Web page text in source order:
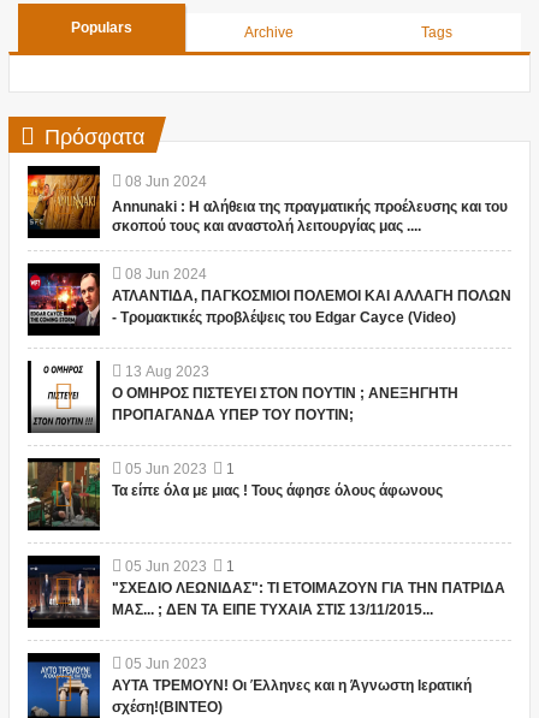
Populars Archive Tags
Πρόσφατα
08 Jun 2024
Annunaki : Η αλήθεια της πραγματικής προέλευσης και του
σκοπού τους και αναστολή λειτουργίας μας ....
08 Jun 2024
ΑΤΛΑΝΤΙΔΑ, ΠΑΓΚΟΣΜΙΟΙ ΠΟΛΕΜΟΙ ΚΑΙ ΑΛΛΑΓΗ ΠΟΛΩΝ
- Τρομακτικές προβλέψεις του Edgar Cayce (Video)
13 Aug 2023
Ο ΟΜΗΡΟΣ ΠΙΣΤΕΥΕΙ ΣΤΟΝ ΠΟΥΤΙΝ ; ΑΝΕΞΗΓΗΤΗ
ΠΡΟΠΑΓΑΝΔΑ ΥΠΕΡ ΤΟΥ ΠΟΥΤΙΝ;
05 Jun 2023
1
Τα είπε όλα με μιας ! Τους άφησε όλους άφωνους
05 Jun 2023
1
"ΣΧΕΔΙΟ ΛΕΩΝΙΔΑΣ": ΤΙ ΕΤΟΙΜΑΖΟΥΝ ΓΙΑ ΤΗΝ ΠΑΤΡΙΔΑ
ΜΑΣ... ; ΔΕΝ ΤΑ ΕΙΠΕ ΤΥΧΑΙΑ ΣΤΙΣ 13/11/2015...
05 Jun 2023
ΑΥΤΑ ΤΡΕΜΟΥΝ! Οι Έλληνες και η Άγνωστη Ιερατική
σχέση!(ΒΙΝΤΕΟ)